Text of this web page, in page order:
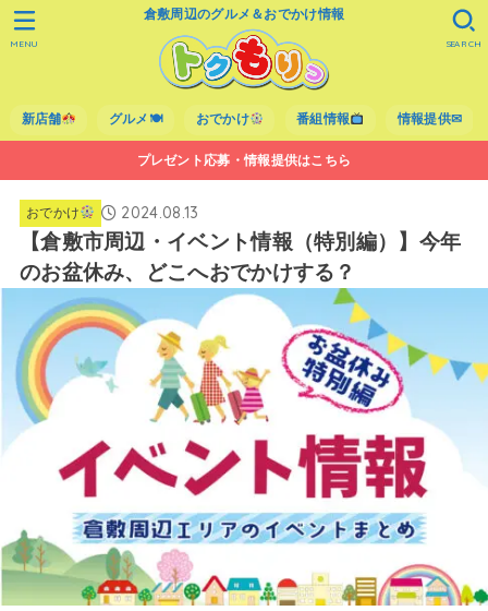
倉敷周辺のグルメ＆おでかけ情報
新店舗 グルメ🍽 おでかけ 番組情報 情報提供✉
SEARCH
MENU
プレゼント応募・情報提供はこちら
おでかけ 2024.08.13
【倉敷市周辺・イベント情報（特別編）】今年
のお盆休み、どこへおでかけする？